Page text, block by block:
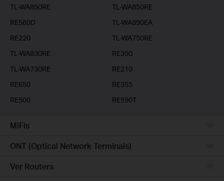
TL-WA850RE
TL-WA850RE
RE580D
TL-WA890EA
RE220
TL-WA750RE
TL-WA830RE
RE350
TL-WA730RE
RE210
RE650
RE355
RE500
RE590T
MiFis
ONT (Optical Network Terminals)
Ver Routers